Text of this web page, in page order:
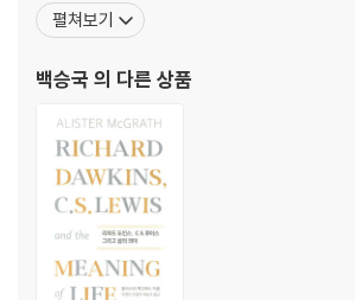
『세상에 필요한 건 너의 모습 그대로』, 교사 학
자: 새로운 틀』(템북) 등 다수의 책을 감수하고
펼쳐보기
백승국 의 다른 상품